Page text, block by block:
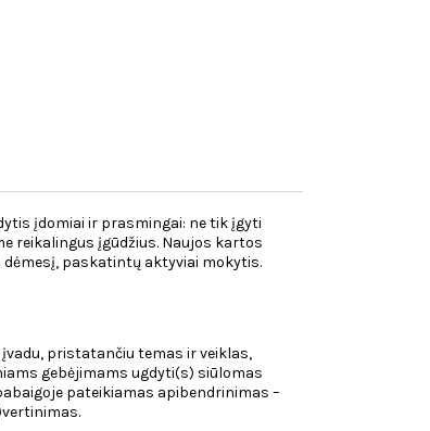
įdomiai ir prasmingai: ne tik įgyti
reikalingus įgūdžius. Naujos kartos
paskatintų aktyviai mokytis.
pristatančiu temas ir veiklas,
gebėjimams ugdyti(s) siūlomas
pateikiamas apibendrinimas –